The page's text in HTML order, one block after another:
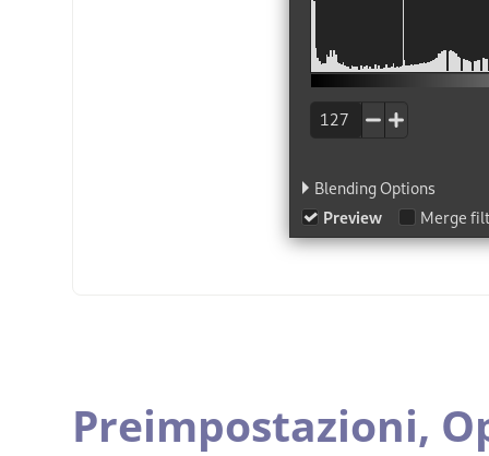
Preimpostazioni,